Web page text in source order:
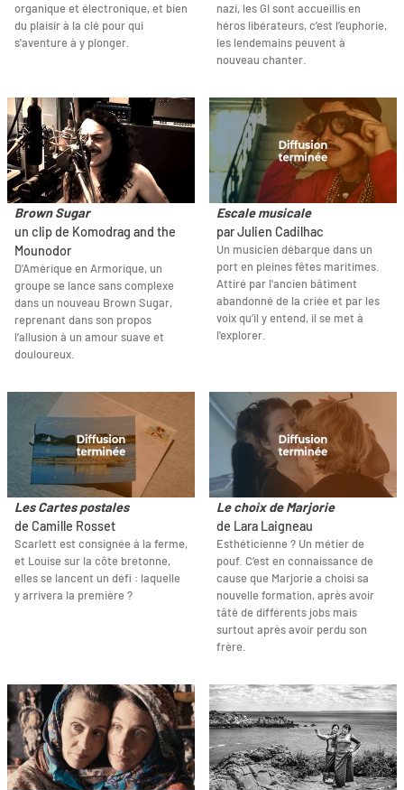
organique et électronique, et bien
du plaisir à la clé pour qui
s'aventure à y plonger.
nazi, les GI sont accueillis en
héros libérateurs, c’est l’euphorie,
les lendemains peuvent à
nouveau chanter.
Brown Sugar
un clip de Komodrag and the
Mounodor
D’Amérique en Armorique, un
groupe se lance sans complexe
dans un nouveau Brown Sugar,
reprenant dans son propos
l’allusion à un amour suave et
douloureux.
Escale musicale
par Julien Cadilhac
Un musicien débarque dans un
port en pleines fêtes maritimes.
Attiré par l'ancien bâtiment
abandonné de la criée et par les
voix qu’il y entend, il se met à
l'explorer.
Les Cartes postales
de Camille Rosset
Scarlett est consignée à la ferme,
et Louise sur la côte bretonne,
elles se lancent un défi : laquelle
y arrivera la première ?
Le choix de Marjorie
de Lara Laigneau
Esthéticienne ? Un métier de
pouf. C’est en connaissance de
cause que Marjorie a choisi sa
nouvelle formation, après avoir
tâté de différents jobs mais
surtout après avoir perdu son
frère.